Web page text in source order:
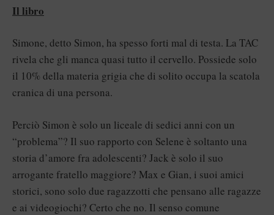
Il libro
Simone, detto Simon, ha spesso forti mal di testa. La TAC
rivela che gli manca quasi tutto il cervello. Possiede solo
il 10% della materia grigia che di solito occupa la scatola
cranica di una persona.
Perciò Simon è solo un liceale di sedici anni con un
“problema”? Il suo rapporto con Selene è soltanto una
storia d’amore fra adolescenti? Jack è solo il suo
arrogante fratello maggiore? Max e Gian, i suoi amici
storici, sono solo due ragazzotti che pensano alle ragazze
e ai videogiochi? Certo che no. Il senso comune